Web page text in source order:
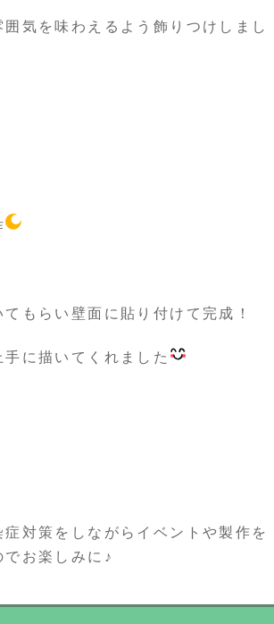
気を味わえるよう飾りつけしまし
もらい壁面に貼り付けて完成！
に描いてくれました
症対策をしながらイベントや製作を
お楽しみに♪